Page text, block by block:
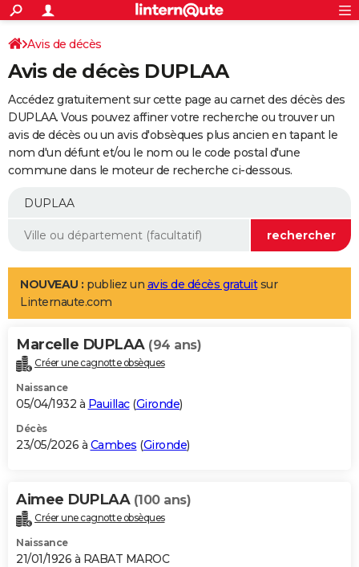
ACTUALITÉS
Politique
Société
Faits Divers
Education
Monde
Villes
+
SPORT
Coupe du monde 2026
Football
Tennis
Cyclisme
Rugby
Forum
Programme TV
TNT
Streaming
Cinéma
Sorties cinéma
Musique
+
FINANCE
Retraite
Epargne
Immobilier
Risques naturels par ville
Banque
Assurance
AUTO
Essais
Réserver un essai
Citadines
Berlines
SUV
Forum auto
+
Mobiles
Meilleur smartphone
Internet
Ordinateurs
Jeux vidéo
Guide high-tech
Aménagement intérieur
LIFESTYLE
Art de vivre
Bien-être
Loisirs
Mode
Modes de vie
Alimentation
Guide de la santé
Maladies
Médicaments
Sommeil
VOYAGE
Destinations
City break
Voyage nature
Voyage de noces
Forum
Climat
+PHOTO
GUIDES D'ACHAT
BONS PLANS
Carte de Noël
Carte Bonne année
Carte Saint-Valentin
Carte Pâques
Carte d'anniversaire
DICTIONNAIRE
Dictionnaire
Biographies
Citations
Expressions
Proverbes
PROGRAMME TV
Avis de décès
Avis de décès DUPLAA
Accédez gratuitement sur cette page au carnet des décès des
DUPLAA. Vous pouvez affiner votre recherche ou trouver un
avis de décès ou un avis d'obsèques plus ancien en tapant le
nom d'un défunt et/ou le nom ou le code postal d'une
commune dans le moteur de recherche ci-dessous.
NOUVEAU : publiez un avis de décès gratuitsur
Linternaute.com
Marcelle DUPLAA (94 ans)
Créer une cagnotte obsèques
Naissance
05/04/1932 à Pauillac(Gironde)
Décès
23/05/2026 à Cambes (Gironde)
Aimee DUPLAA (100 ans)
Créer une cagnotte obsèques
Naissance
21/01/1926 à RABAT MAROC